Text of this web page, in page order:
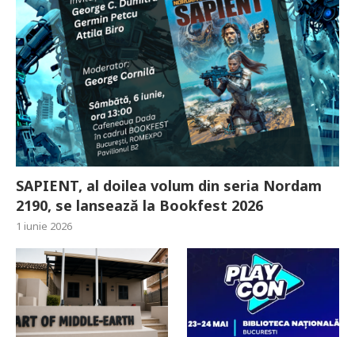
SAPIENT, al doilea volum din seria Nordam
2190, se lansează la Bookfest 2026
1 iunie 2026